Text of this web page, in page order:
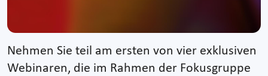
Nehmen Sie teil am ersten von vier exklusiven
Webinaren, die im Rahmen der Fokusgruppe